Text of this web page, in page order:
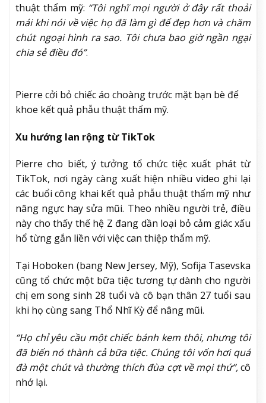
thuật thẩm mỹ: “Tôi nghĩ mọi người ở đây rất thoải
mái khi nói về việc họ đã làm gì để đẹp hơn và chăm
chút ngoại hình ra sao. Tôi chưa bao giờ ngần ngại
chia sẻ điều đó”.
Pierre cởi bỏ chiếc áo choàng trước mặt bạn bè để
khoe kết quả phẫu thuật thẩm mỹ.
Xu hướng lan rộng từ TikTok
Pierre cho biết, ý tưởng tổ chức tiệc xuất phát từ
TikTok, nơi ngày càng xuất hiện nhiều video ghi lại
các buổi công khai kết quả phẫu thuật thẩm mỹ như
nâng ngực hay sửa mũi. Theo nhiều người trẻ, điều
này cho thấy thế hệ Z đang dần loại bỏ cảm giác xấu
hổ từng gắn liền với việc can thiệp thẩm mỹ.
Tại Hoboken (bang New Jersey, Mỹ), Sofija Tasevska
cũng tổ chức một bữa tiệc tương tự dành cho người
chị em song sinh 28 tuổi và cô bạn thân 27 tuổi sau
khi họ cùng sang Thổ Nhĩ Kỳ để nâng mũi.
“Họ chỉ yêu cầu một chiếc bánh kem thôi, nhưng tôi
đã biến nó thành cả bữa tiệc. Chúng tôi vốn hơi quá
đà một chút và thường thích đùa cợt về mọi thứ”,cô
nhớ lại.